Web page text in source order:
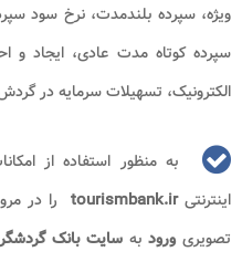
ویژه، سپرده بلندمدت، نرخ سود
سپرده کوتاه مدت عادی، ایجاد
الکترونیک، تسهیلات سرمایه در
به منظور استفاده از
اینترنتیtourismbank.ir را در
تصویری ورود به سایت بانک